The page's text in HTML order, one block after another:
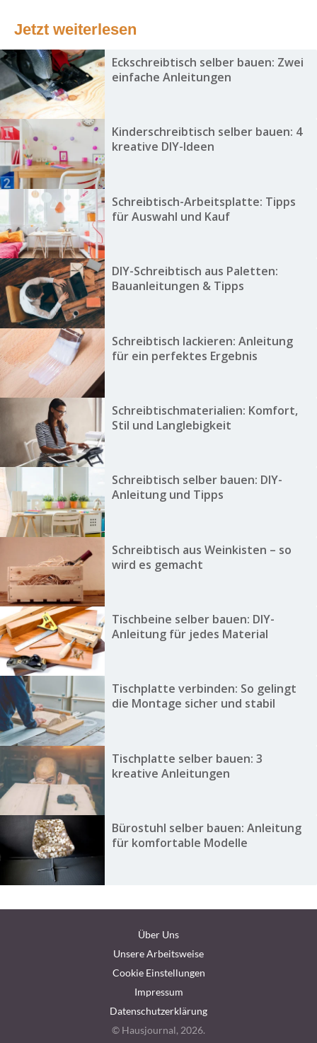
Jetzt weiterlesen
Eckschreibtisch selber bauen: Zwei
einfache Anleitungen
Kinderschreibtisch selber bauen: 4
kreative DIY-Ideen
Schreibtisch-Arbeitsplatte: Tipps
für Auswahl und Kauf
DIY-Schreibtisch aus Paletten:
Bauanleitungen & Tipps
Schreibtisch lackieren: Anleitung
für ein perfektes Ergebnis
Schreibtischmaterialien: Komfort,
Stil und Langlebigkeit
Schreibtisch selber bauen: DIY-
Anleitung und Tipps
Schreibtisch aus Weinkisten – so
wird es gemacht
Tischbeine selber bauen: DIY-
Anleitung für jedes Material
Tischplatte verbinden: So gelingt
die Montage sicher und stabil
Tischplatte selber bauen: 3
kreative Anleitungen
Bürostuhl selber bauen: Anleitung
für komfortable Modelle
Über Uns
Unsere Arbeitsweise
Cookie Einstellungen
Impressum
Datenschutzerklärung
© Hausjournal, 2026.